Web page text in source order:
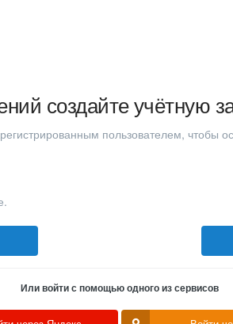
создайте учётную
пользователем, чтобы
Или войти с помощью одного из сервисов